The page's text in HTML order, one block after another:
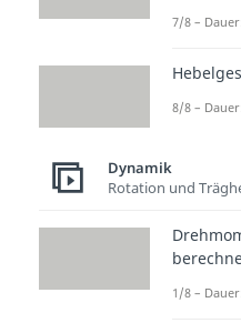
Die
ist ein
7/8 –
8/8 –
Dynamik
Rotation und
1/8 –